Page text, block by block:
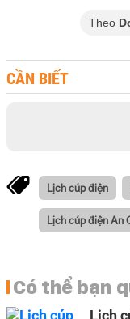
Theo
CẦN BIẾT
Lịch cúp điện
Lịch cúp điện An
Có thể bạn
Lịch